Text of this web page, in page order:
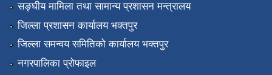
सङ्‍घीय मामिला तथा सामान्य प्रशासन मन्त्रालय
जिल्ला प्रशासन कार्यालय भक्तपुर
जिल्ला समन्वय समितिको कार्यालय भक्तपुर
नगरपालिका प्रोफाइल